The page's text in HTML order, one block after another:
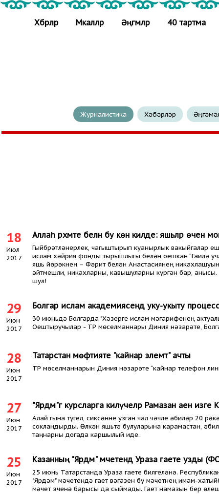
Хәбәрләр Мәкаләләр Әңгәмәләр 40 тартма
Журналистика Хәбәрләр
18
Июл
2017
Аллаһ рәхмәте белән бу көн килде: яшьләр
Гыйбрәтләнерлек, чагыштырып куанырлык вакыйгалар
ислам хәйрия фонды тырышлыгы белән оешкан “Гаилә
яшь йөрәкнең – Фәрит белән Анастасиянең
әйтмешли, никахларны, кавышуларны күргән бар, анысы.
шул!
29
Июн
2017
Болгар ислам академиясендә уку-укыту
30 июньдә Болгарда "Хәзерге ислам мәгарифенең
Оештыручылар - ТР мөселманнары Диния нәзарәте,
28
Июн
2017
Татарстан мөфтияте "кайнар элемтә" ачты
ТР мөселманнарын Диния нәзарәте “кайнар телефон
27
Июн
2017
"Ярдәм"гә курсларга килүчеләр Рамазан аен
Алай гына түгел, сиксәнне узган чал чәчле әбиләр 20
сокландырды. Өлкән яшьтә булуларына карамастан,
таңнарны догада каршылый иде.
25
Июн
2017
Казанның "Ярдәм" мәчетендә Ураза гаете узды
25 июнь Татарстанда Ураза гаете билгеләнә.
"Ярдәм" мәчетендә гает вәгазен бу мәчетнең имам-
мәчет эченә барысы да сыймады. Гает намазын бер